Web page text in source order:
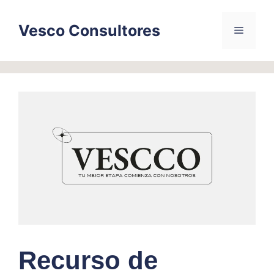
contentVesco Consultores Menu
Recurso de